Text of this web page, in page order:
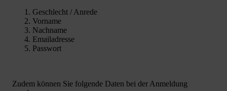
Geschlecht / Anrede
Vorname
Nachname
Emailadresse
Passwort
Zudem können Sie folgende Daten bei der Anmeldung